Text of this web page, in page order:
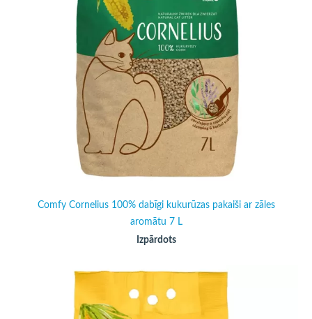
Comfy Cornelius 100% dabīgi kukurūzas pakaiši ar zāles
aromātu 7 L
Izpārdots